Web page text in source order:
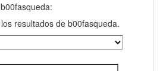
resultados de b00fasqueda.